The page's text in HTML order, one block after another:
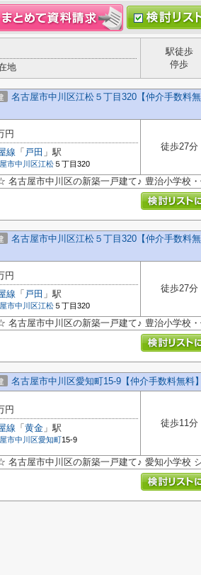
地
駅徒歩
停歩
名古屋市中川区江松５丁目320【仲介手数料
円
線 「 戸田 」駅
市中川区江松 ５丁目320
徒歩27分
屋市中川区の新築一戸建て♪ 豊治小学校・
名古屋市中川区江松５丁目320【仲介手数料
円
線 「 戸田 」駅
市中川区江松 ５丁目320
徒歩27分
屋市中川区の新築一戸建て♪ 豊治小学校・
名古屋市中川区愛知町15-9【仲介手数料無料
円
線 「 黄金 」駅
市中川区愛知町15-9
徒歩11分
屋市中川区の新築一戸建て♪ 愛知小学校 シ